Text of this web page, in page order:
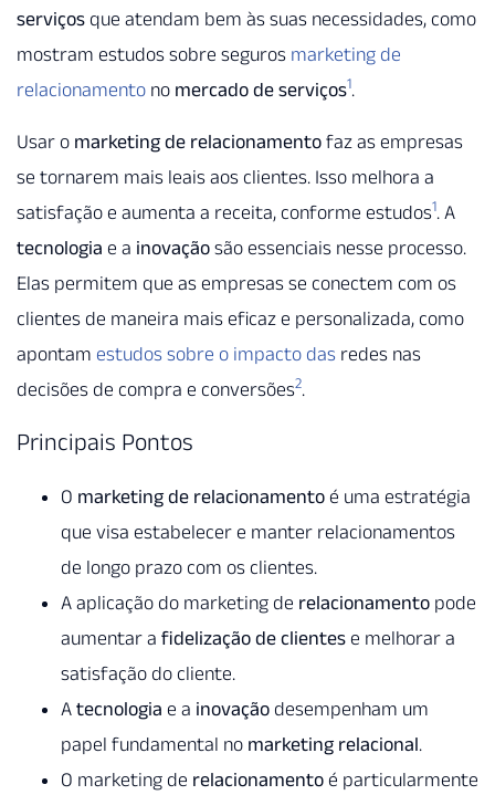
serviços que atendam bem às suas necessidades, como
mostram estudos sobre seguros marketing de
relacionamento no mercado de serviços1.
Usar o marketing de relacionamento faz as empresas
se tornarem mais leais aos clientes. Isso melhora a
satisfação e aumenta a receita, conforme estudos1. A
tecnologia e a inovação são essenciais nesse processo.
Elas permitem que as empresas se conectem com os
clientes de maneira mais eficaz e personalizada, como
apontam estudos sobre o impacto das redes nas
decisões de compra e conversões2.
Principais Pontos
O marketing de relacionamento é uma estratégia
que visa estabelecer e manter relacionamentos
de longo prazo com os clientes.
A aplicação do marketing de relacionamento pode
aumentar a fidelização de clientes e melhorar a
satisfação do cliente.
A tecnologia e a inovação desempenham um
papel fundamental no marketing relacional.
O marketing de relacionamento é particularmente